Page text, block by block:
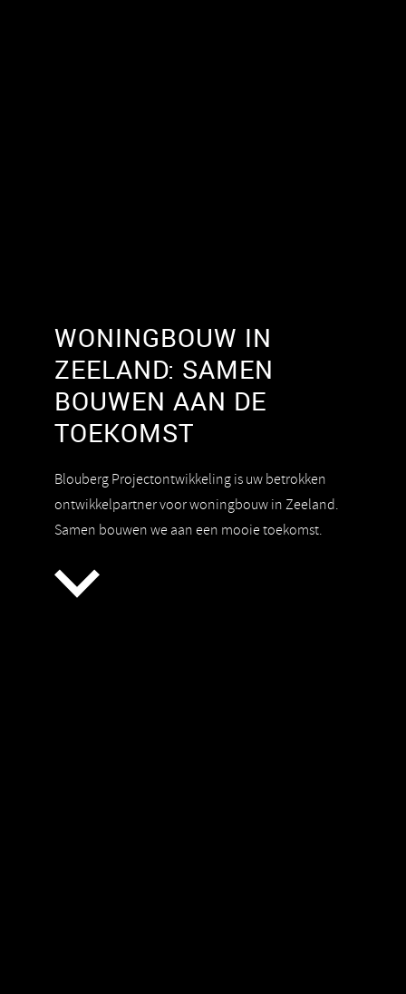
WONINGBOUW IN
ZEELAND: SAMEN
BOUWEN AAN DE
TOEKOMST
Blouberg Projectontwikkeling is uw betrokken
ontwikkelpartner voor woningbouw in Zeeland.
Samen bouwen we aan een mooie toekomst.